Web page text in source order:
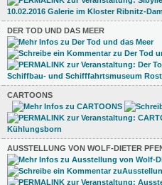
DER TOD UND DAS MEER
CARTOONS
AUSSTELLUNG VON WOLF-DIETER